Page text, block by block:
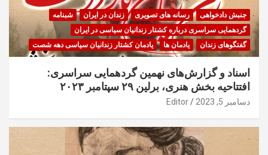
جنبش دادخواهی رسانه های تصویری زندان در ایران
شبنامه
گردهمایی سراسری درباره کشتار زندانیان سیاسی در ایران
گفتگوهای زندان
یادمان ها یادمان کشتار زندانیان سیاسی دهه شصت
اسناد و گزارش‌های نهمین گردهمایی سراسری:
افتتاحیه بخش هنری، برلین ۲۹ سپتامبر ۲۰۲۳
دسامبر 5, 2023 Editor